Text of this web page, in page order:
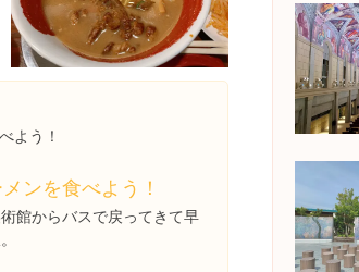
よう！
ンを食べよう！
館からバスで戻ってきて早